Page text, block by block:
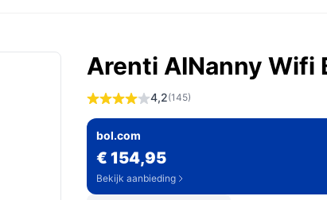
Arenti AINanny Wifi
4,2(145)
bol.com
€ 154,95
Bekijk aanbieding